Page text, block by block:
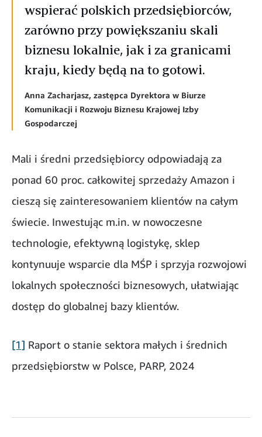
wspierać polskich przedsiębiorców,
zarówno przy powiększaniu skali
biznesu lokalnie, jak i za granicami
kraju, kiedy będą na to gotowi.
Anna Zacharjasz, zastępca Dyrektora w Biurze
Komunikacji i Rozwoju Biznesu Krajowej Izby
Gospodarczej
Mali i średni przedsiębiorcy odpowiadają za
ponad 60 proc. całkowitej sprzedaży Amazon i
cieszą się zainteresowaniem klientów na całym
świecie. Inwestując m.in. w nowoczesne
technologie, efektywną logistykę, sklep
kontynuuje wsparcie dla MŚP i sprzyja rozwojowi
lokalnych społeczności biznesowych, ułatwiając
dostęp do globalnej bazy klientów.
[1] Raport o stanie sektora małych i średnich
przedsiębiorstw w Polsce, PARP, 2024